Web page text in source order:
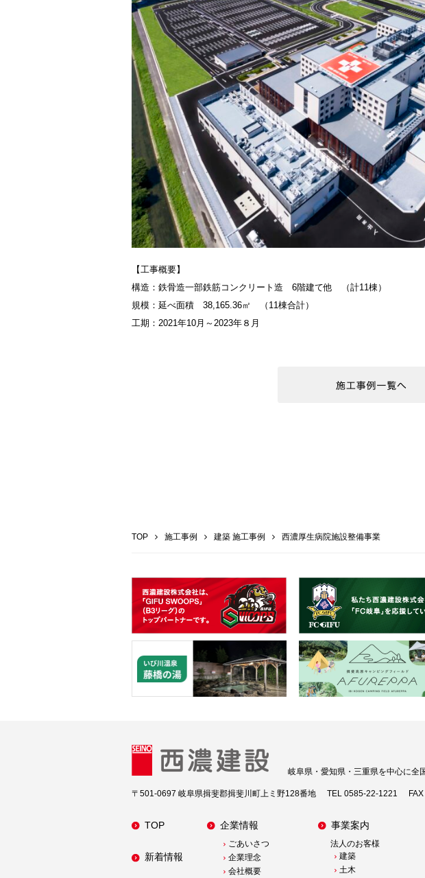
【工事概要】
構造：鉄骨造一部鉄筋コンクリート造 6階建て他 （計11棟）
規模：延べ面積 38,165.36㎡ （11棟合計）
工期：2021年10月～2023年８月
TOP 施工事例 建築 施工事例 西濃厚生病院施設整備事業
岐阜県・愛知県・三重県を中心に全
〒501-0697 岐阜県揖斐郡揖斐川町上ミ野128番地 TEL 0585-22-1221
TOP
新着情報
企業情報
ごあいさつ
企業理念
会社概要
事業案内
法人のお客様
建築
土木